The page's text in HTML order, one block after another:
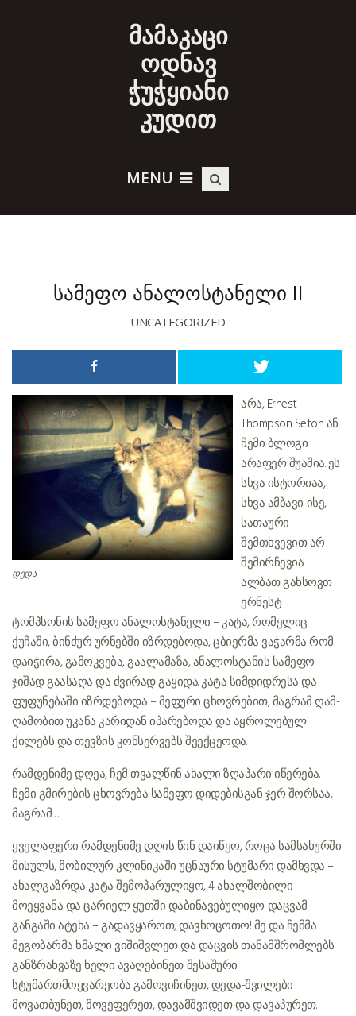
მამაკაცი
ოდნავ
ჭუჭყიანი
კუდით
MENU
სამეფო ანალოსტანელი II
UNCATEGORIZED
დედა
არა,Ernest
Thompson Setonან
ჩემი ბლოგი
არაფერ შუაშია. ეს
სხვა ისტორიაა,
სხვა ამბავი. ისე,
სათაური
შემთხვევით არ
შემირჩევია.
ალბათ გახსოვთ
ერნესტ
ტომპსონის სამეფო ანალოსტანელი – კატა, რომელიც
ქუჩაში, ბინძურ ურნებში იზრდებოდა, ცბიერმა ვაჭარმა რომ
დაიჭირა, გამოკვება, გაალამაზა, ანალოსტანის სამეფო
ჯიშად გაასაღა და ძვირად გაყიდა. კატა სიმდიდრესა და
ფუფუნებაში იზრდებოდა – მეფური ცხოვრებით, მაგრამ ღამ-
ღამობით უკანა კარიდან იპარებოდა და აყროლებულ
ქილებს და თევზის კონსერვებს შეექცეოდა.
რამდენიმე დღეა, ჩემ თვალწინ ახალი ზღაპარი იწერება.
ჩემი გმირების ცხოვრება სამეფო დიდებისგან ჯერ შორსაა,
მაგრამ…
ყველაფერი რამდენიმე დღის წინ დაიწყო, როცა სამსახურში
მისულს, მობილურ კლინიკაში უცნაური სტუმარი დამხვდა –
ახალგაზრდა კატა შემოპარულიყო, 4 ახალშობილი
მოეყვანა და ცარიელ ყუთში დაბინავებულიყო. დაცვამ
განგაში ატეხა – გადავყაროთ, დავხოცოთო! მე და ჩემმა
მეგობარმა ხმალი ვიშიშვლეთ და დაცვის თანამშრომლებს
განზრახვაზე ხელი ავაღებინეთ. შესაშური
სტუმართმოყვარეობა გამოვიჩინეთ, დედა-შვილები
მოვათბუნეთ, მოვეფერეთ, დავამშვიდეთ და დავაპურეთ.